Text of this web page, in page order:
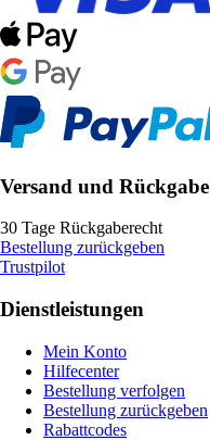
Versand und Rückgabe
30 Tage Rückgaberecht
Bestellung zurückgeben
Trustpilot
Dienstleistungen
Mein Konto
Hilfecenter
Bestellung verfolgen
Bestellung zurückgeben
Rabattcodes